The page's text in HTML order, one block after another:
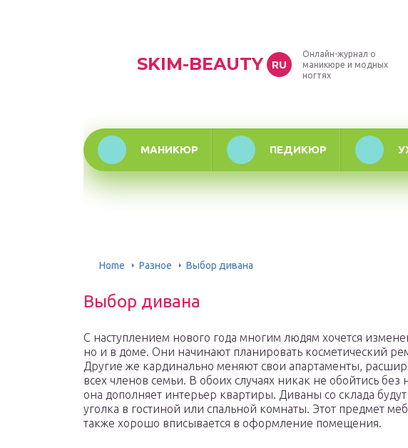
SKIM-BEAUTY RU
Онлайн-журнал о
маникюре и модных
ногтях
МАНИКЮР ПЕДИКЮР
Home Разное Выбор дивана
Выбор дивана
С наступлением нового года многим людям хочется
но и в доме. Они начинают планировать косметический
Другие же кардинально меняют свои апартаменты,
всех членов семьи. В обоих случаях никак не обойтись
она дополняет интерьер квартиры. Диваны со склада
уголка в гостиной или спальной комнаты. Этот предмет
также хорошо вписывается в оформление помещения.